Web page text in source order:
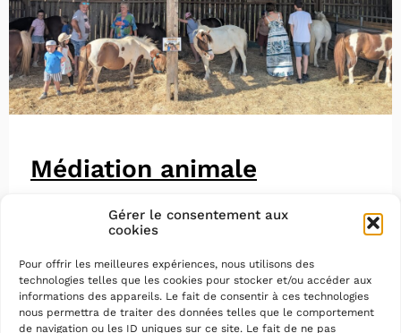
Gérer le consentement aux
cookies
Pour offrir les meilleures expériences, nous utilisons des
technologies telles que les cookies pour stocker et/ou accéder aux
informations des appareils. Le fait de consentir à ces technologies
nous permettra de traiter des données telles que le comportement
de navigation ou les ID uniques sur ce site. Le fait de ne pas
Médiation animale